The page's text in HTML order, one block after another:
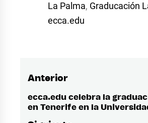
La Palma, Graducación
ecca.edu
Navegación
de
Anterior
Entrada
ecca.edu celebra la
en Tenerife en la